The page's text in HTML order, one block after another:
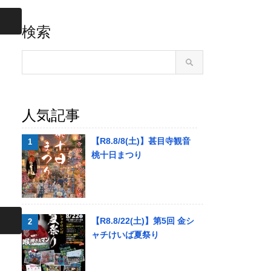
検索
人気記事
【R8.8/8(土)】甚目寺観音
桃十日まつり
【R8.8/22(土)】第5回 金シ
ャチけいば夏祭り